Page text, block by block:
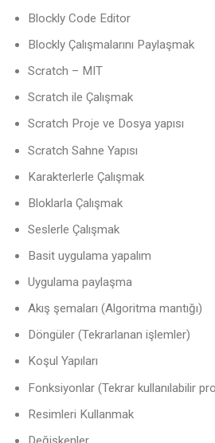
Blockly Code Editor
Blockly Çalışmalarını Paylaşmak
Scratch – MIT
Scratch ile Çalışmak
Scratch Proje ve Dosya yapısı
Scratch Sahne Yapısı
Karakterlerle Çalışmak
Bloklarla Çalışmak
Seslerle Çalışmak
Basit uygulama yapalım
Uygulama paylaşma
Akış şemaları (Algoritma mantığı)
Döngüler (Tekrarlanan işlemler)
Koşul Yapıları
Fonksiyonlar (Tekrar kullanılabilir
Resimleri Kullanmak